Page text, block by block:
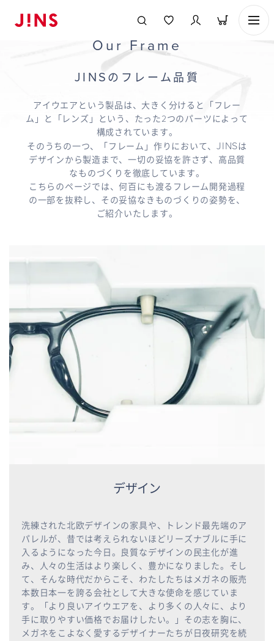
Our Frame
JINS のフレーム品質
アイウエアという製品は、大きく分けると「フレー
ム」と「レンズ」という、たった2つのパーツによって
構成されています。
そのうちの一つ、「フレーム」作りにおいて、JINSは
デザインから製造まで、一切の妥協を許さず、高品質
なものづくりを徹底しています。
こちらのページでは、何百にも渡るフレーム開発過程
の一部を抜粋し、その妥協なきものづくりの姿勢を、
ご紹介いたします。
デザイン
洗練された北欧デザインの家具や、トレンド最先端のア
パレルが、昔では考えられないほどリーズナブルに手に
入るようになった今日。良質なデザインの民主化が進
み、人々の生活はより楽しく、豊かになりました。そし
て、そんな時代だからこそ、わたしたちはメガネの販売
本数日本一を誇る会社として大きな使命を感じていま
す。「より良いアイウエアを、より多くの人々に、より
手に取りやすい価格でお届けしたい。」その志を胸に、
メガネをこよなく愛するデザイナーたちが日夜研究を続